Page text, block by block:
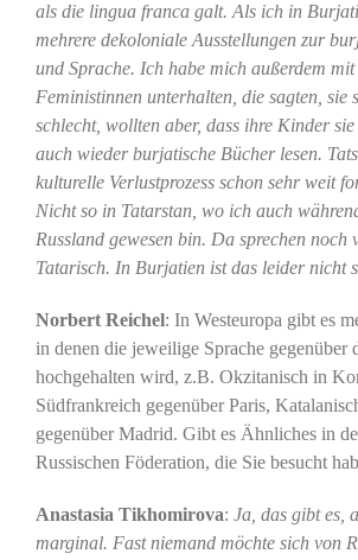
als die lingua franca galt. Als ich in
mehrere dekoloniale Ausstellungen zur
und Sprache. Ich habe mich außerdem
Feministinnen unterhalten, die sagten, sie
schlecht, wollten aber, dass ihre Kinder
auch wieder burjatische Bücher lesen.
kulturelle Verlustprozess schon sehr weit
Nicht so in Tatarstan, wo ich auch
Russland gewesen bin. Da sprechen noch
Tatarisch. In Burjatien ist das leider nicht
Norbert Reichel: In Westeuropa gibt es
in denen die jeweilige Sprache gegenüber
hochgehalten wird, z.B. Okzitanisch in
Südfrankreich gegenüber Paris,
gegenüber Madrid. Gibt es Ähnliches in
Russischen Föderation, die Sie besucht
Anastasia Tikhomirova: Ja, das gibt es,
marginal. Fast niemand möchte sich von